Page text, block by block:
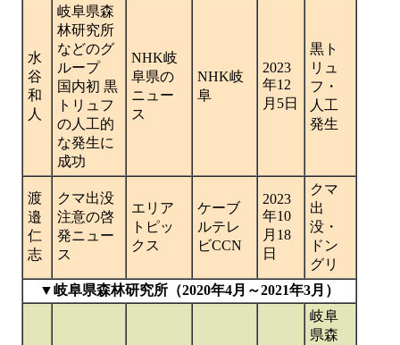
水
谷
和
人
岐阜県森
林研究所
などのグ
ループ
国内初 黒
トリュフ
の人工的
な発生に
成功
NHK岐
阜県の
ニュー
ス
NHK岐
阜
2023
年12
月5日
黒ト
リュ
フ・
人工
発生
渡
邉
仁
志
クマ出没
注意の啓
発ニュー
ス
エリア
トピッ
クス
ケーブ
ルテレ
ビCCN
2023
年10
月18
日
クマ
出
没・
ドン
グリ
▼岐阜県森林研究所（2020年4月～2021年3月）
岐阜
県森